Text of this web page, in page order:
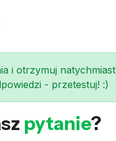
i otrzymuj natychmiast
- przetestuj! :)
pytanie?